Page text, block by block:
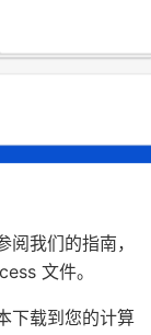
我们的指南，
文件。
下载到您的计算